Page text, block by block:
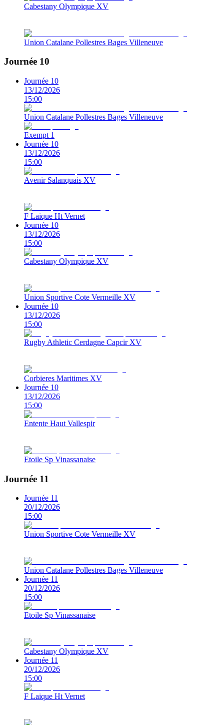
Cabestany Olympique XV
Union Catalane Pollestres Bages Villeneuve
Journée 10
Journée 10
13/12/2026
15:00
Union Catalane Pollestres Bages Villeneuve
Exempt 1
Journée 10
13/12/2026
15:00
Avenir Salanquais XV
F Laique Ht Vernet
Journée 10
13/12/2026
15:00
Cabestany Olympique XV
Union Sportive Cote Vermeille XV
Journée 10
13/12/2026
15:00
Rugby Athletic Cerdagne Capcir XV
Corbieres Maritimes XV
Journée 10
13/12/2026
15:00
Entente Haut Vallespir
Etoile Sp Vinassanaise
Journée 11
Journée 11
20/12/2026
15:00
Union Sportive Cote Vermeille XV
Union Catalane Pollestres Bages Villeneuve
Journée 11
20/12/2026
15:00
Etoile Sp Vinassanaise
Cabestany Olympique XV
Journée 11
20/12/2026
15:00
F Laique Ht Vernet